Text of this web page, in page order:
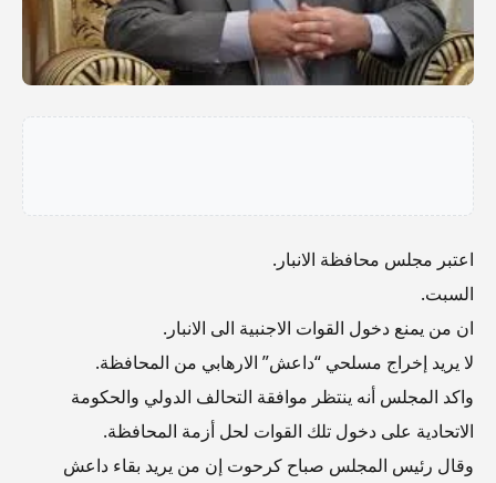
اعتبر مجلس محافظة الانبار.
السبت.
ان من يمنع دخول القوات الاجنبية الى الانبار.
لا يريد إخراج مسلحي “داعش” الارهابي من المحافظة.
واكد المجلس أنه ينتظر موافقة التحالف الدولي والحكومة
الاتحادية على دخول تلك القوات لحل أزمة المحافظة.
وقال رئيس المجلس صباح كرحوت إن من يريد بقاء داعش